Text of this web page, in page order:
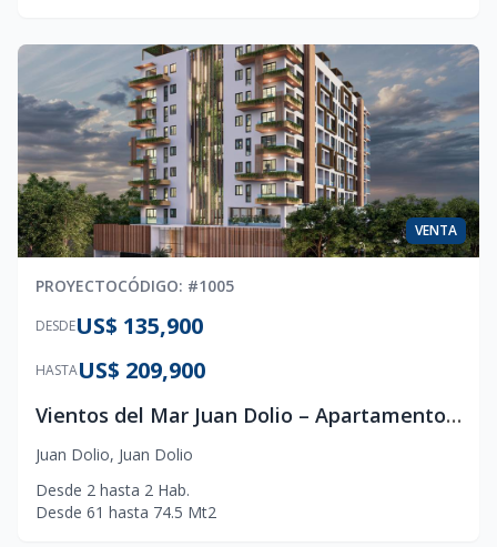
VENTA
PROYECTOCÓDIGO: #1005
DESDEUS$ 135,900
HASTAUS$ 209,900
Vientos del Mar Juan Dolio – Apartamentos de Lujo con Piscina Infinity y Terrazas Privadas
Juan Dolio, Juan Dolio
Desde 2 hasta 2 Hab.
Desde 61 hasta 74.5 Mt2